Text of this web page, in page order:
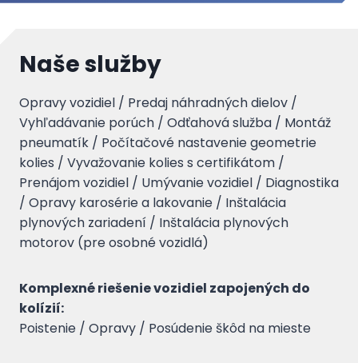
Naše služby
Opravy vozidiel / Predaj náhradných dielov /
Vyhľadávanie porúch / Odťahová služba / Montáž
pneumatík / Počítačové nastavenie geometrie
kolies / Vyvažovanie kolies s certifikátom /
Prenájom vozidiel / Umývanie vozidiel / Diagnostika
/ Opravy karosérie a lakovanie / Inštalácia
plynových zariadení / Inštalácia plynových
motorov (pre osobné vozidlá)
Komplexné riešenie vozidiel zapojených do
kolízií:
Poistenie / Opravy / Posúdenie škôd na mieste